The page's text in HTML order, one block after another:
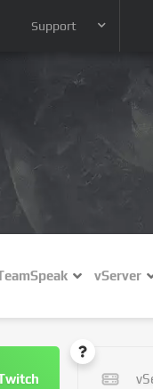
Support
vServer